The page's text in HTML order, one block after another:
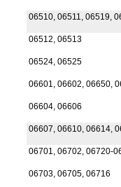
06510, 06511, 06519,
06512, 06513
06524, 06525
06601, 06602, 06650,
06604, 06606
06607, 06610, 06614,
06701, 06702, 06720-
06703, 06705, 06716